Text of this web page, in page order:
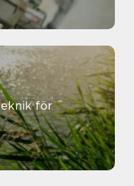
för